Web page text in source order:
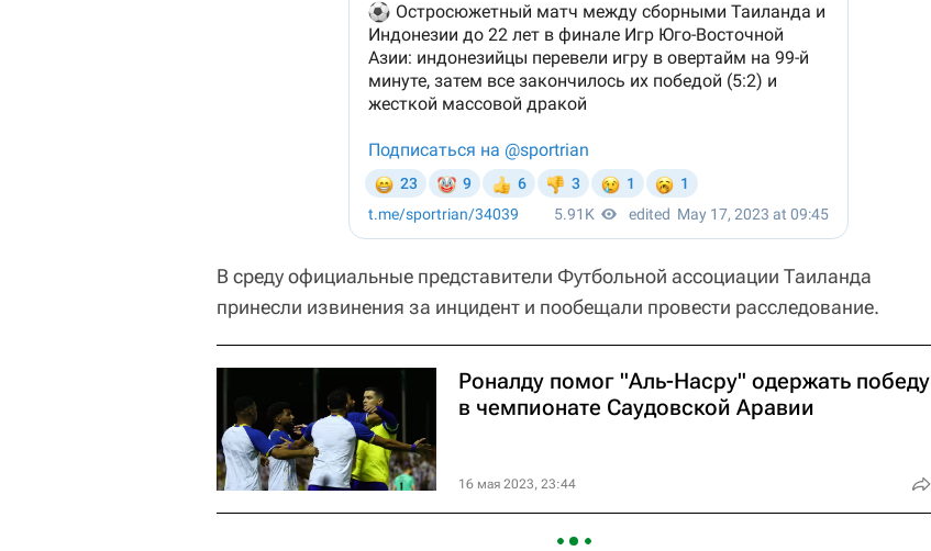
В среду официальные представители Футбольной ассоциации Таиланда
принесли извинения за инцидент и пообещали провести расследование.
Роналду помог "Аль-Насру" одержать победу
в чемпионате Саудовской Аравии
16 мая 2023, 23:44